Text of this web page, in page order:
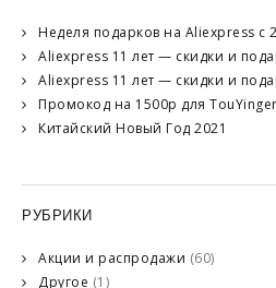
Неделя подарков на Aliexpress с
Aliexpress 11 лет — скидки и
Aliexpress 11 лет — скидки и
Промокод на 1500р для
Китайский Новый Год 2021
РУБРИКИ
Акции и распродажи (60)
Другое (1)